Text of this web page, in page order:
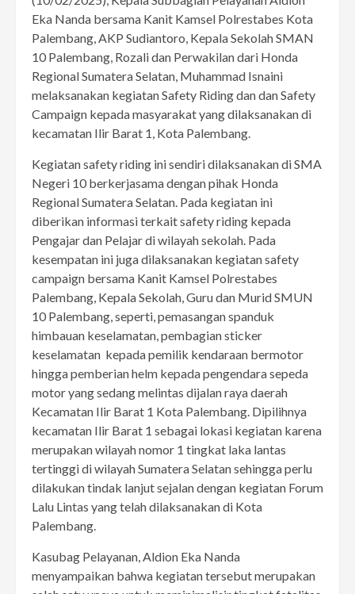
Eka Nanda bersama Kanit Kamsel Polrestabes Kota
Palembang, AKP Sudiantoro, Kepala Sekolah SMAN
10 Palembang, Rozali dan Perwakilan dari Honda
Regional Sumatera Selatan, Muhammad Isnaini
melaksanakan kegiatan Safety Riding dan dan Safety
Campaign kepada masyarakat yang dilaksanakan di
kecamatan Ilir Barat 1, Kota Palembang.
Kegiatan safety riding ini sendiri dilaksanakan di SMA
Negeri 10 berkerjasama dengan pihak Honda
Regional Sumatera Selatan. Pada kegiatan ini
diberikan informasi terkait safety riding kepada
Pengajar dan Pelajar di wilayah sekolah. Pada
kesempatan ini juga dilaksanakan kegiatan safety
campaign bersama Kanit Kamsel Polrestabes
Palembang, Kepala Sekolah, Guru dan Murid SMUN
10 Palembang, seperti, pemasangan spanduk
himbauan keselamatan, pembagian sticker
keselamatan kepada pemilik kendaraan bermotor
hingga pemberian helm kepada pengendara sepeda
motor yang sedang melintas dijalan raya daerah
Kecamatan Ilir Barat 1 Kota Palembang. Dipilihnya
kecamatan Ilir Barat 1 sebagai lokasi kegiatan karena
merupakan wilayah nomor 1 tingkat laka lantas
tertinggi di wilayah Sumatera Selatan sehingga perlu
dilakukan tindak lanjut sejalan dengan kegiatan Forum
Lalu Lintas yang telah dilaksanakan di Kota
Palembang.
Kasubag Pelayanan, Aldion Eka Nanda
menyampaikan bahwa kegiatan tersebut merupakan